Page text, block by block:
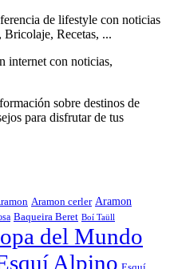
de lifestyle con noticias
Recetas, ...
internet con noticias,
sobre destinos de
para disfrutar de tus
Aramon cerler Aramon
Baqueira Beret Boí Taüll
del Mundo
Alpino